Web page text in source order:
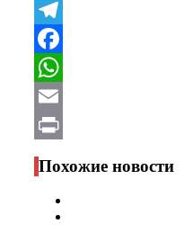
VK
Telegram
Facebook
WhatsApp
Email
Print
Похожие новости